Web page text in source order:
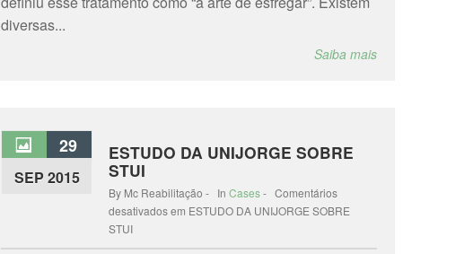
diversas...
Saiba mais
29
SEP 2015
ESTUDO DA UNIJORGE SOBRE
STUI
By Mc Reabilitação - In Cases- Comentários
desativadosem ESTUDO DA UNIJORGE SOBRE
STUI